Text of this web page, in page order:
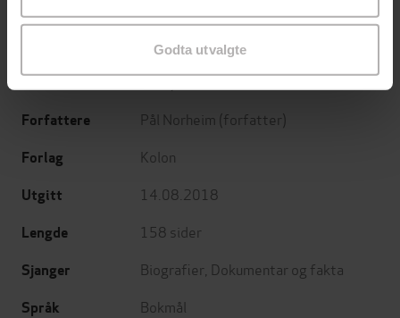
Godta utvalgte
Undertittel essays 2000-2015
Forfattere Pål Norheim (forfatter)
Forlag Kolon
Utgitt 14.08.2018
Lengde 158 sider
Sjanger Biografier Dokumentar og fakta
Språk Bokmål